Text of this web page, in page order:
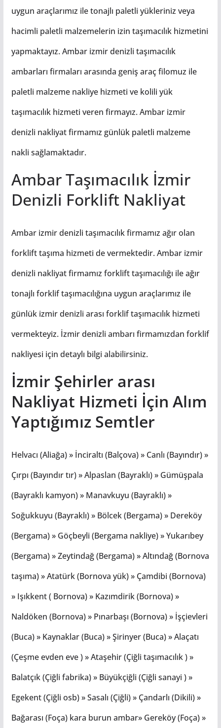
uygun araçlarımız ile tonajlı paletli yükleriniz veya
hacimli paletli malzemelerin izin taşımacılık hizmetini
yapmaktayız. Ambar izmir denizli taşımacılık
ambarları firmaları arasında geniş araç filomuz ile
paletli malzeme nakliye hizmeti ve kolili yük
taşımacılık hizmeti veren firmayız. Ambar izmir
denizli nakliyat firmamız günlük paletli malzeme
nakli sağlamaktadır.
Ambar Taşımacılık İzmir
Denizli Forklift Nakliyat
Ambar izmir denizli taşımacılık firmamız ağır olan
forklift taşıma hizmeti de vermektedir. Ambar izmir
denizli nakliyat firmamız forklift taşımacılığı ile ağır
tonajlı forklif taşımacılığına uygun araçlarımız ile
günlük izmir denizli arası forklif taşımacılık hizmeti
vermekteyiz. İzmir denizli ambarı firmamızdan forklif
nakliyesi için detaylı bilgi alabilirsiniz.
İzmir Şehirler arası
Nakliyat Hizmeti İçin Alım
Yaptığımız Semtler
Helvacı (Aliağa) » İnciraltı (Balçova) » Canlı (Bayındır) »
Çırpı (Bayındır tır) » Alpaslan (Bayraklı) » Gümüşpala
(Bayraklı kamyon) » Manavkuyu (Bayraklı) »
Soğukkuyu (Bayraklı) » Bölcek (Bergama) » Dereköy
(Bergama) » Göçbeyli (Bergama nakliye) » Yukarıbey
(Bergama) » Zeytindağ (Bergama) » Altındağ (Bornova
taşıma) » Atatürk (Bornova yük) » Çamdibi (Bornova)
» Işıkkent ( Bornova) » Kazımdirik (Bornova) »
Naldöken (Bornova) » Pınarbaşı (Bornova) » İşçievleri
(Buca) » Kaynaklar (Buca) » Şirinyer (Buca) » Alaçatı
(Çeşme evden eve ) » Ataşehir (Çiğli taşımacılık ) »
Balatçık (Çiğli fabrika) » Büyükçiğli (Çiğli sanayi ) »
Egekent (Çiğli osb) » Sasalı (Çiğli) » Çandarlı (Dikili) »
Bağarası (Foça) kara burun ambar» Gereköy (Foça) »